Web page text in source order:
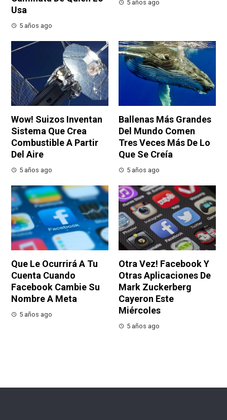
Usa
5 años ago
5 años ago
Wow! Suizos Inventan
Sistema Que Crea
Combustible A Partir
Del Aire
5 años ago
Ballenas Más Grandes
Del Mundo Comen
Tres Veces Más De Lo
Que Se Creía
5 años ago
Que Le Ocurrirá A Tu
Cuenta Cuando
Facebook Cambie Su
Nombre A Meta
5 años ago
Otra Vez! Facebook Y
Otras Aplicaciones De
Mark Zuckerberg
Cayeron Este
Miércoles
5 años ago